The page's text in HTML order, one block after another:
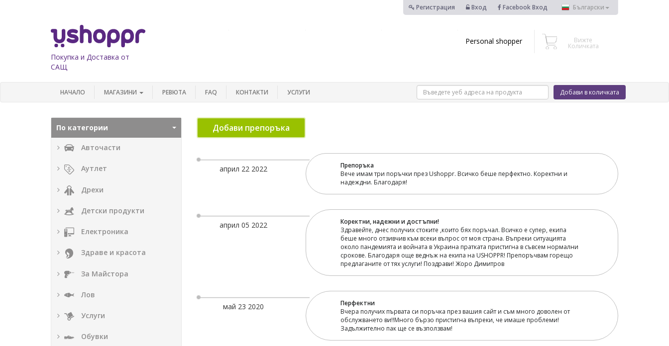
Регистрация Вход Facebook Вход Български
Покупка и Доставка от
САЩ
Personal shopper Вижте
Количката
Добави в количката
НАЧАЛО МАГАЗИНИ РЕВЮТА FAQ КОНТАКТИ УСЛУГИ
По категории
Авточасти
Аутлет
Дрехи
Детски продукти
Електроника
Здраве и красота
За Майстора
Лов
Услуги
Обувки
Добави препоръка
април 22 2022
Препоръка
Вече имам три поръчки през Ushoppr. Всичко беше перфектно. Коректни и
надеждни. Благодаря!
април 05 2022
Коректни, надежни и достъпни!
Здравейте, днес получих стоките ,които бях поръчал. Всичко е супер, екипа
беше много отзивчив към всеки въпрос от моя страна. Въпреки ситуацията
около пандемията и войната в Украина пратката пристигна в съвсем нормални
срокове. Благодаря още веднъж на екипа на USHOPPR! Препоръчвам горещо
предлаганите от тях услуги! Поздрави! Жоро Димитров
май 23 2020
Перфектни
Вчера получих първата си поръчка през вашия сайт и съм много доволен от
обслужването ви!!Много бързо пристигна въпреки, че имаше проблеми!
Задължително пак ще се възползвам!